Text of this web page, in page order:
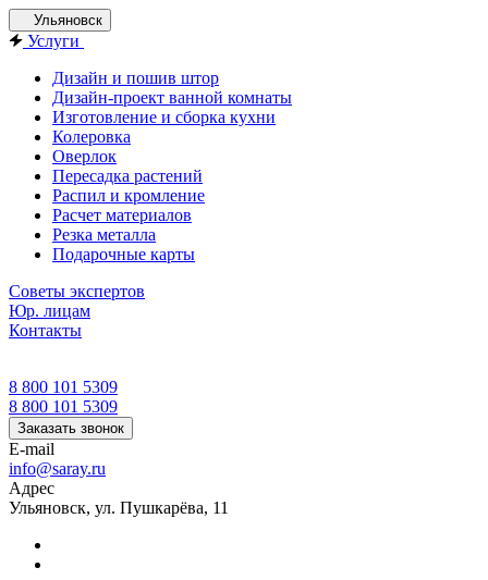
Ульяновск
Услуги
Дизайн и пошив штор
Дизайн-проект ванной комнаты
Изготовление и сборка кухни
Колеровка
Оверлок
Пересадка растений
Распил и кромление
Расчет материалов
Резка металла
Подарочные карты
Советы экспертов
Юр. лицам
Контакты
8 800 101 5309
8 800 101 5309
Заказать звонок
E-mail
info@saray.ru
Адрес
Ульяновск, ул. Пушкарёва, 11